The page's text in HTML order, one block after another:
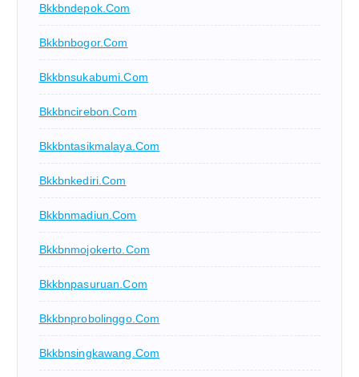
Bkkbndepok.com
Bkkbnbogor.com
Bkkbnsukabumi.com
Bkkbncirebon.com
Bkkbntasikmalaya.com
Bkkbnkediri.com
Bkkbnmadiun.com
Bkkbnmojokerto.com
Bkkbnpasuruan.com
Bkkbnprobolinggo.com
Bkkbnsingkawang.com